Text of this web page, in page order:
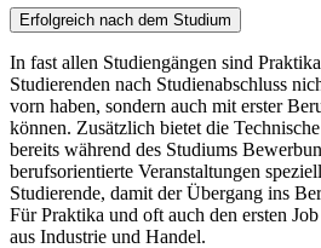
Erfolgreich nach dem Studium
In fast allen Studiengängen sind
Studierenden nach Studienabschluss
vorn haben, sondern auch mit erster
können. Zusätzlich bietet die
bereits während des Studiums
berufsorientierte Veranstaltungen
Studierende, damit der Übergang ins
Für Praktika und oft auch den ersten
aus Industrie und Handel.